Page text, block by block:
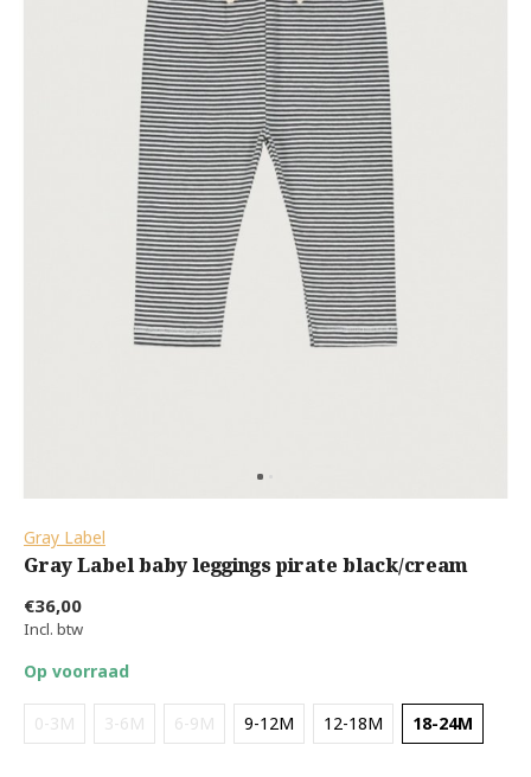
Gray Label
Gray Label baby leggings pirate black/cream
€36,00
Incl. btw
Op voorraad
0-3M 3-6M 6-9M 9-12M 12-18M 18-24M